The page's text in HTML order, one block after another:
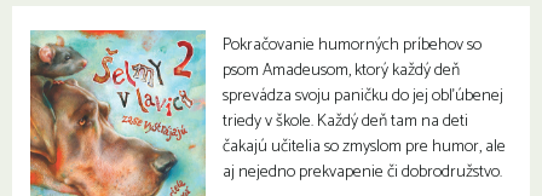
Pokračovanie humorných príbehov so
psom Amadeusom, ktorý každý deň
sprevádza svoju paničku do jej obľúbenej
triedy v škole. Každý deň tam na deti
čakajú učitelia so zmyslom pre humor, ale
aj nejedno prekvapenie či dobrodružstvo.